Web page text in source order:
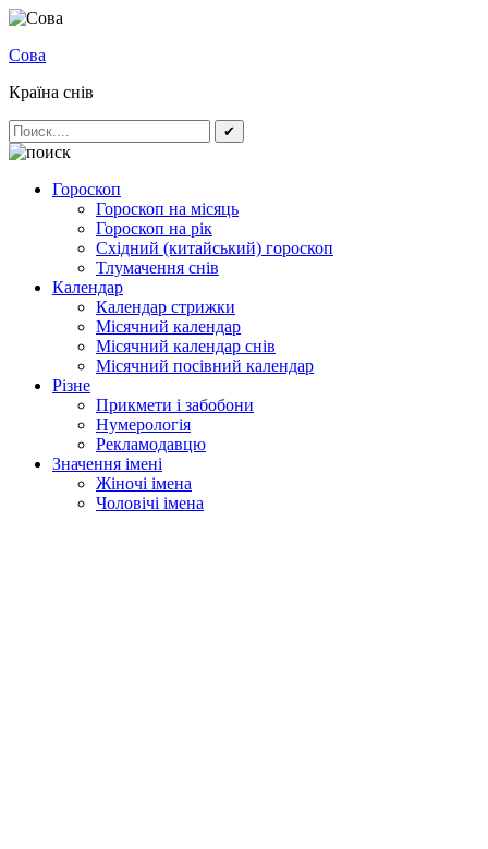
Сова
Країна снів
✔
Гороскоп
Гороскоп на місяць
Гороскоп на рік
Східний (китайський) гороскоп
Тлумачення снів
Календар
Календар стрижки
Місячний календар
Місячний календар снів
Місячний посівний календар
Різне
Прикмети і забобони
Нумерологія
Рекламодавцю
Значення імені
Жіночі імена
Чоловічі імена